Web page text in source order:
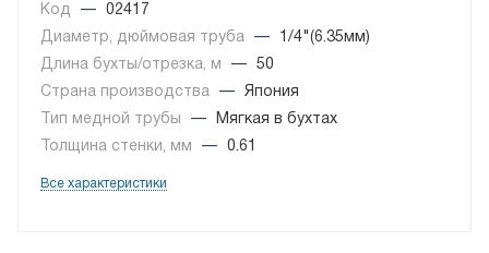
Код —
02417
Диаметр, дюймовая труба
—
1/4"(6.35мм)
Длина бухты/отрезка, м
—
50
Страна производства
—
Япония
Тип медной трубы
—
Мягкая в бухтах
Толщина стенки, мм
— 0.61
Все характеристики